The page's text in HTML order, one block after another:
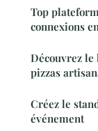
Top
connexions
Découvrez le
pizzas
Créez le
événement